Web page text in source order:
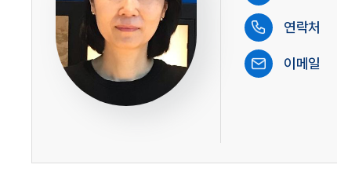
연락처
이메일